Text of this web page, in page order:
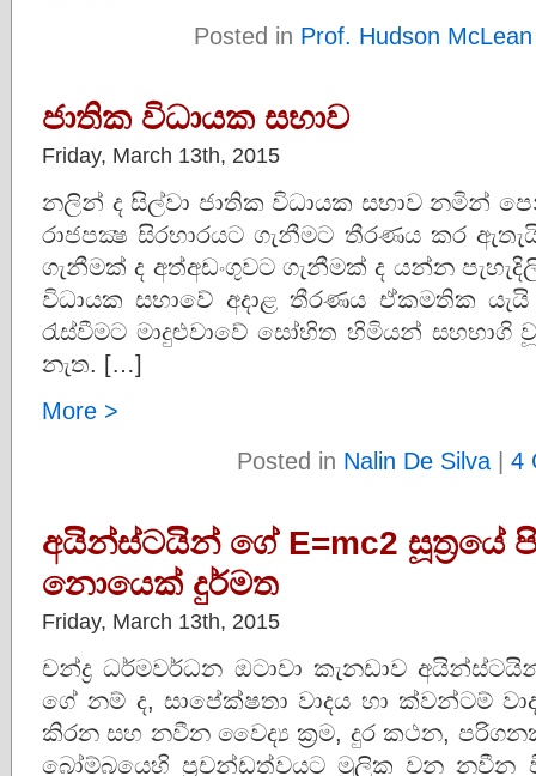
Posted in Prof. Hudson McLean
ජාතික විධායක සභාව
Friday, March 13th, 2015
නලින් ද සිල්වා ජාතික විධායක සභාව නමින්
රාජපක්‍ෂ සිරභාරයට ගැනීමට තීරණය කර
ගැනීමක් ද අත්අඩංගුවට ගැනීමක් ද යන්න
විධායක සභාවේ අදාළ තීරණය ඒකමතික
රැස්වීමට මාදුළුවාවේ සෝභිත හිමියන් සහභාගි
නැත. […]
More >
Posted in Nalin De Silva| 4
අයින්ස්‌ටයින් ගේ E=mc2 සූත්‍රයේ
නොයෙක්‌ දුර්මත
Friday, March 13th, 2015
චන්ද්‍ර ධර්මවර්ධන ඔටාවා කැනඩාව
ගේ නම් ද, සාපේක්ෂතා වාදය හා ක්වන්ටම්
කිරන සහ නවීන වෛද්‍ය ක්‍රම, දුර කථන,
බෝම්බයෙහි ප්‍රචන්ඩත්වයට මූලික වන නවීන